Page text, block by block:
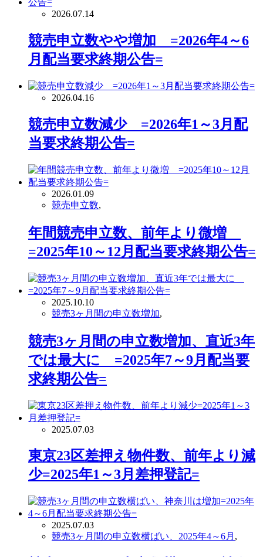
2026.07.14
競売申立数やや増加 =2026年4～6
月配当要求終期公告=
2026.04.16
競売申立数減少 =2026年1～3月配
当要求終期公告=
2026.01.09
競売申立数,
年間競売申立数、前年より微増
=2025年10～12月配当要求終期公告=
2025.10.10
競売3ヶ月間の申立数増加,
競売3ヶ月間の申立数増加、直近3年
では最大に =2025年7～9月配当要
求終期公告=
2025.07.03
東京23区差押え物件数、前年より減
少=2025年1～3月差押登記=
2025.07.03
競売3ヶ月間の申立数横ばい、2025年4～6月 ,